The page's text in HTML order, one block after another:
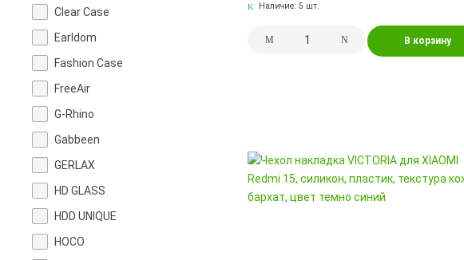
Clear Case
Earldom
Fashion Case
FreeAir
G-Rhino
Gabbeen
GERLAX
HD GLASS
HDD UNIQUE
HOCO
Наличие:5 шт.
В корзину